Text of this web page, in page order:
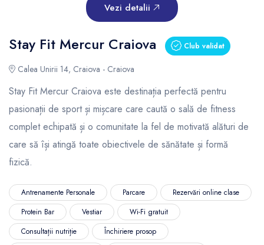
Vezi detalii
Stay Fit Mercur Craiova Club validat
Calea Unirii 14, Craiova - Craiova
Stay Fit Mercur Craiova este destinația perfectă pentru
pasionații de sport și mișcare care caută o sală de fitness
complet echipată și o comunitate la fel de motivată alături de
care să își atingă toate obiectivele de sănătate și formă
fizică.
Antrenamente Personale Parcare
Rezervări online clase
Protein Bar
Vestiar
Wi-Fi gratuit
Consultații nutriție
Închiriere prosop